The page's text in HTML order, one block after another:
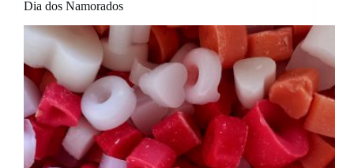
Dia dos Namorados